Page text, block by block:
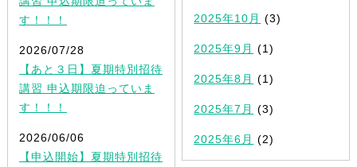
す！！！
2026/07/28
【あと３日】夏期特別招待
講習 申込期限迫っていま
す！！！
2026/06/06
【申込開始】夏期特別招待
2025年10月 (3)
2025年9月 (1)
2025年8月 (1)
2025年7月 (3)
2025年6月 (2)